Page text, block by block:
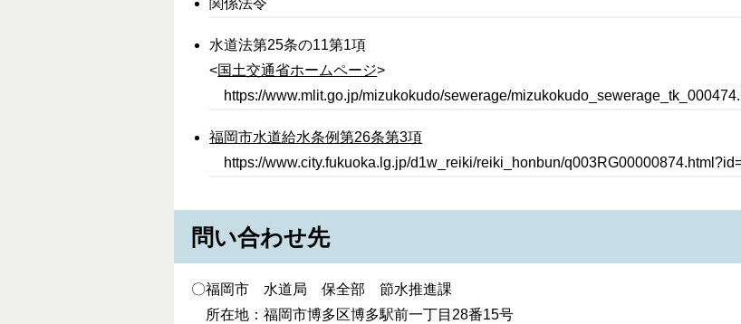
関係法令
水道法第25条の11第1項
<国土交通省ホームページ>
https://www.mlit.go.jp/mizukokudo/sewerage/
福岡市水道給水条例第26条第3項
https://www.city.fukuoka.lg.jp/d1w_reiki/reiki_honbun/
問い合わせ先
〇福岡市 水道局 保全部 節水推進課
所在地：福岡市博多区博多駅前一丁目28番15号